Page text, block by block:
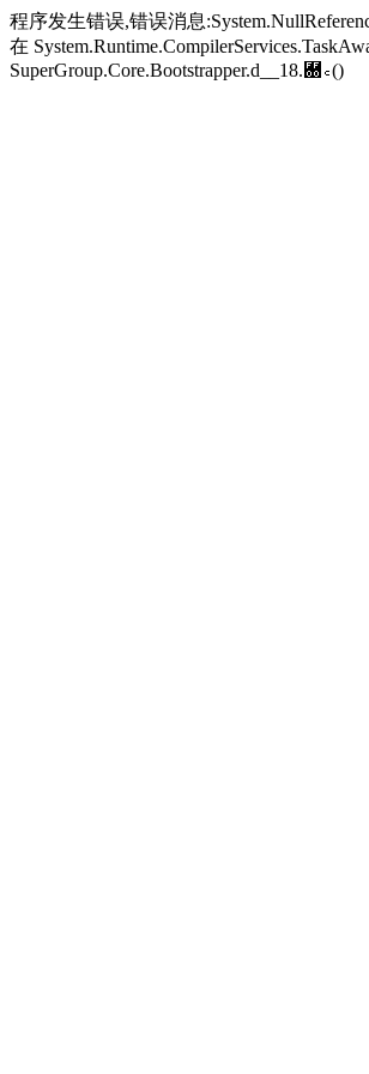
程序发生错误,错误消息
在
SuperGroup.Core.Bootstrapper.d__18.＀꜀()